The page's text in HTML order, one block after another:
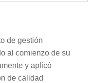
de gestión
al comienzo de su
y aplicó
de calidad